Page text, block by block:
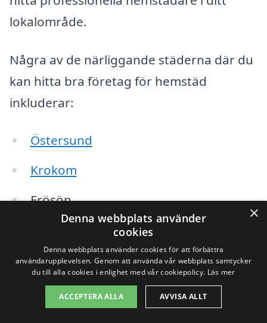
lokalområde.
Några av de närliggande städerna där du
kan hitta bra företag för hemstäd
inkluderar:
Östersund
Krokom
Frösön
Strömsund
Alsen
×
Denna webbplats använder
cookies
Denna webbplats använder cookies för att förbättra
användarupplevelsen. Genom att använda vår webbplats samtycker
du till alla cookies i enlighet med vår cookiepolicy. Läs mer
ACCEPTERA ALLA AVVISA ALLT